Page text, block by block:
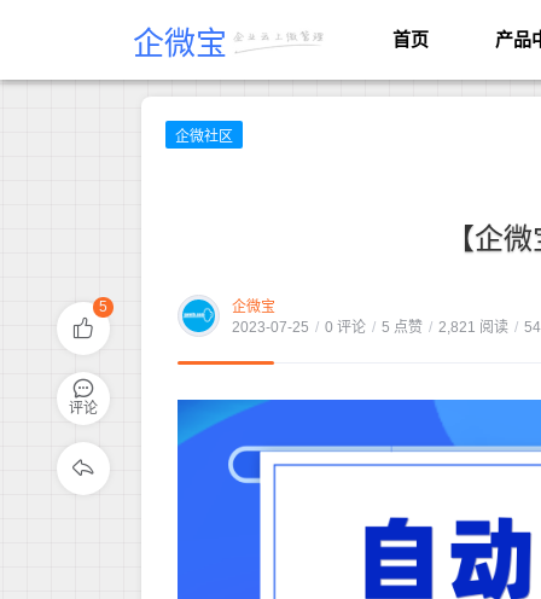
企微宝 首页 产品
企微社区
【企
企微宝
2023-07-25 / 0 评论 / 5 点赞 / 2,821 阅读 /
5
评论